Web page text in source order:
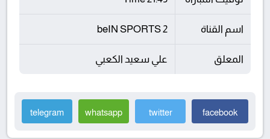
اسم القناة beIN SPORTS 2
المعلق علي سعيد الكعبي
facebook
twitter
whatsapp
telegram